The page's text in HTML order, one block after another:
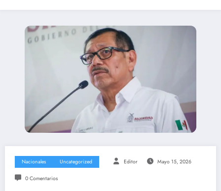
Nacionales Uncategorized Editor Mayo 15, 2026
0 Comentarios